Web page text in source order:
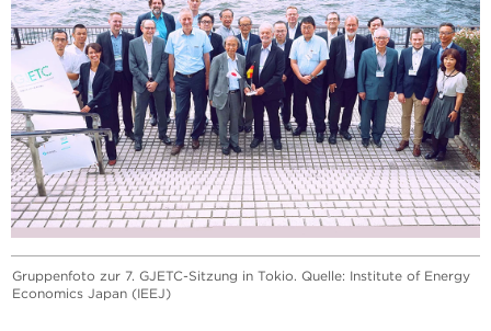
Gruppenfoto zur 7. GJETC-Sitzung in Tokio. Quelle: Institute of Energy
Economics Japan (IEEJ)